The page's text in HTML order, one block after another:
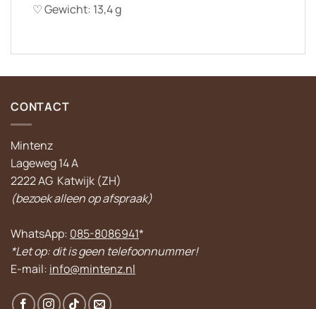
♡ Gewicht: 13,4 g
CONTACT
Mintenz
Lageweg 14 A
2222 AG Katwijk (ZH)
(bezoek alleen op afspraak)
WhatsApp: 085-8086941*
*Let op: dit is geen telefoonnummer!
E-mail: info@mintenz.nl